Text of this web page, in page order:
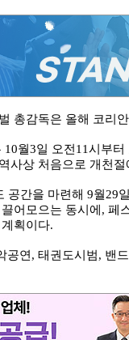
총감독은 올해 코리
월3일 오전11시부
사상 처음으로 개천
공간을 마련해 9월29
어모으는 동시에,
획이다.
연, 태권도시범, 밴